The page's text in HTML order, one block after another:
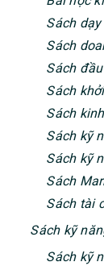
Sách
Sách
Sách
Sách
Sách
Sách kỹ
Sách kỹ
Sách
Sách tài
Sách kỹ
Sách kỹ